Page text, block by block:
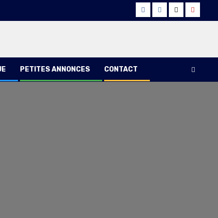
FacebookInstagram
Twitter
PETITES ANNONCES CONTACT